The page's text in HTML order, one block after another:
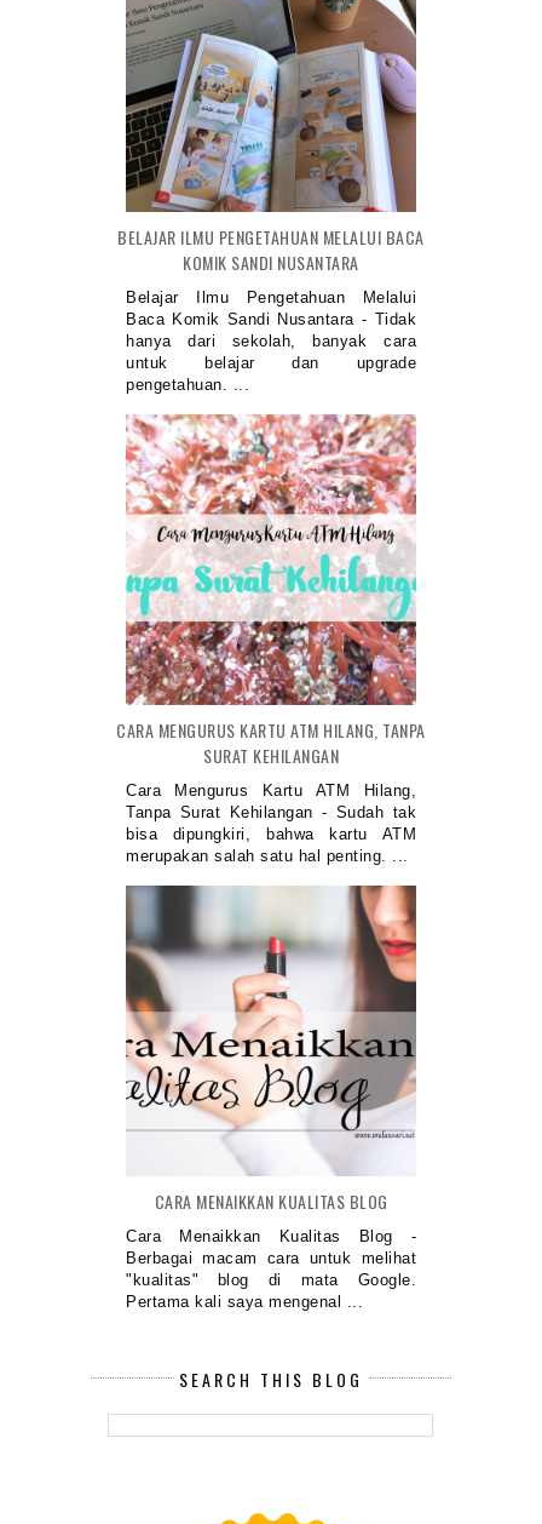
BELAJAR ILMU PENGETAHUAN MELALUI BACA
KOMIK SANDI NUSANTARA
Belajar Ilmu Pengetahuan Melalui
Baca Komik Sandi Nusantara - Tidak
hanya dari sekolah, banyak cara
untuk belajar dan upgrade
pengetahuan. ...
CARA MENGURUS KARTU ATM HILANG, TANPA
SURAT KEHILANGAN
Cara Mengurus Kartu ATM Hilang,
Tanpa Surat Kehilangan - Sudah tak
bisa dipungkiri, bahwa kartu ATM
merupakan salah satu hal penting. ...
CARA MENAIKKAN KUALITAS BLOG
Cara Menaikkan Kualitas Blog -
Berbagai macam cara untuk melihat
"kualitas" blog di mata Google.
Pertama kali saya mengenal ...
SEARCH THIS BLOG